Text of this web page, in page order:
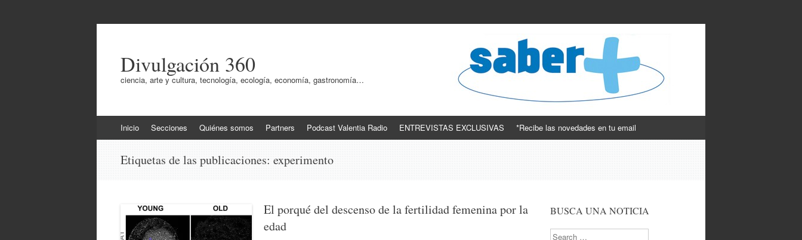
Divulgación 360
ciencia, arte y cultura, tecnología, ecología, economía, gastronomía…
al
Inicio Secciones Quiénes somos Partners Podcast Valentia Radio ENTREVISTAS EXCLUSIVAS *Recibe las novedades en tu email
Etiquetas de las publicaciones: experimento
El porqué del descenso de la fertilidad femenina por la
edad
BUSCA UNA NOTICIA
Search